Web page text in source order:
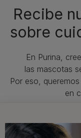
Recibe
sobre
En Purina,
las mascotas
Por eso,
en